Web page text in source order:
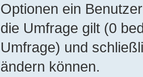
Optionen ein
die Umfrage gilt (0
Umfrage) und
ändern können.